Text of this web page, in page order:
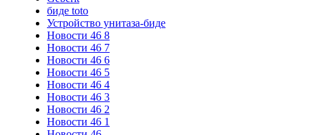
биде toto
Устройство унитаза-биде
Новости 46 8
Новости 46 7
Новости 46 6
Новости 46 5
Новости 46 4
Новости 46 3
Новости 46 2
Новости 46 1